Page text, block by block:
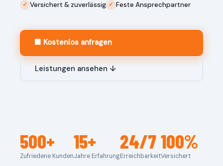
Versichert & zuverlässig
Feste Ansprechpartner
🟧 Kostenlos anfragen
Leistungen ansehen ↓
500+
Zufriedene Kunden
15+
Jahre Erfahrung
24/7
Erreichbarkeit
100%
Versichert